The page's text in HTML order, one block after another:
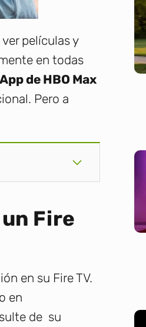
películas y
en todas
de HBO Max
Pero a
Fire
en su Fire TV.
en
de su